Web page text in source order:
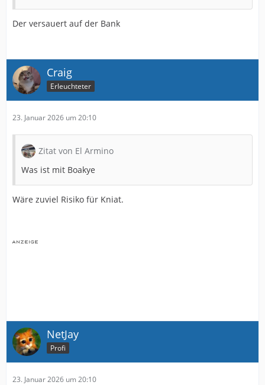
Der versauert auf der Bank
Craig
Erleuchteter
23. Januar 2026 um 20:10
Zitat von El Armino
Was ist mit Boakye
Wäre zuviel Risiko für Kniat.
NetJay
Profi
23. Januar 2026 um 20:10